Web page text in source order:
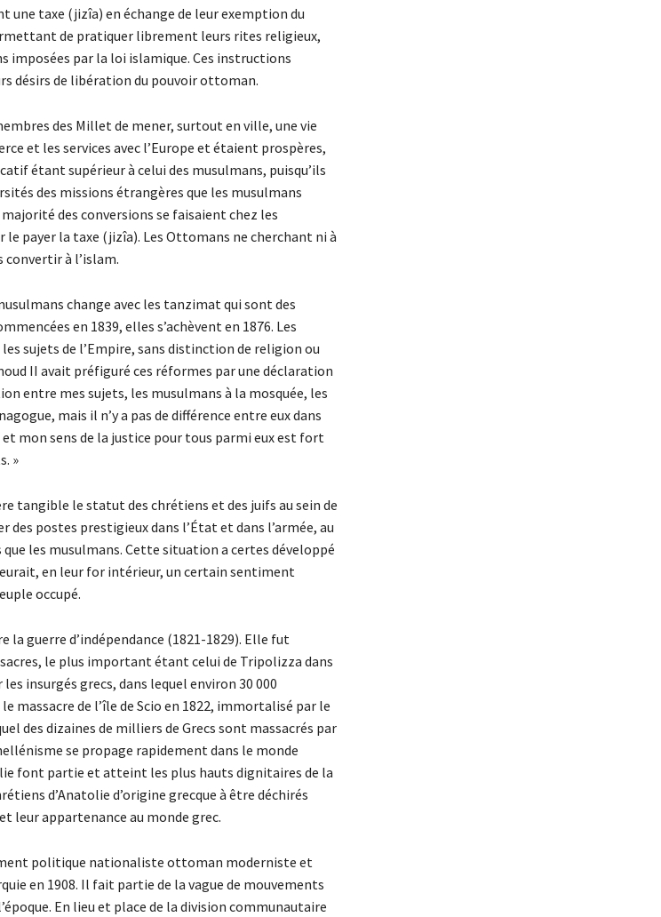
une taxe (jizîa) en échange de leur exemption du
de pratiquer librement leurs rites religieux,
imposées par la loi islamique. Ces instructions
désirs de libération du pouvoir ottoman.
des Millet de mener, surtout en ville, une vie
et les services avec l’Europe et étaient prospères,
étant supérieur à celui des musulmans, puisqu’ils
des missions étrangères que les musulmans
des conversions se faisaient chez les
le payer la taxe (jizîa). Les Ottomans ne cherchant ni à
convertir à l’islam.
change avec les tanzimat qui sont des
en 1839, elles s’achèvent en 1876. Les
sujets de l’Empire, sans distinction de religion ou
II avait préfiguré ces réformes par une déclaration
entre mes sujets, les musulmans à la mosquée, les
mais il n’y a pas de différence entre eux dans
mon sens de la justice pour tous parmi eux est fort
»
tangible le statut des chrétiens et des juifs au sein de
des postes prestigieux dans l’État et dans l’armée, au
les musulmans. Cette situation a certes développé
en leur for intérieur, un certain sentiment
occupé.
la guerre d’indépendance (1821-1829). Elle fut
le plus important étant celui de Tripolizza dans
insurgés grecs, dans lequel environ 30 000
massacre de l’île de Scio en 1822, immortalisé par le
des dizaines de milliers de Grecs sont massacrés par
se propage rapidement dans le monde
font partie et atteint les plus hauts dignitaires de la
d’Anatolie d’origine grecque à être déchirés
leur appartenance au monde grec.
politique nationaliste ottoman moderniste et
en 1908. Il fait partie de la vague de mouvements
En lieu et place de la division communautaire